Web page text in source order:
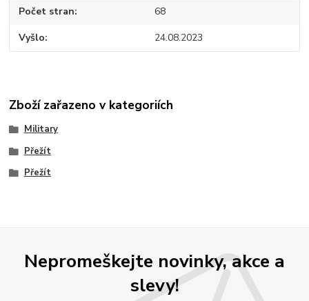
Počet stran 68
Vyšlo 24.08.2023
Zboží zařazeno v kategoriích
Military
Přežít
Přežít
Nepromeškejte novinky, akce a
slevy!